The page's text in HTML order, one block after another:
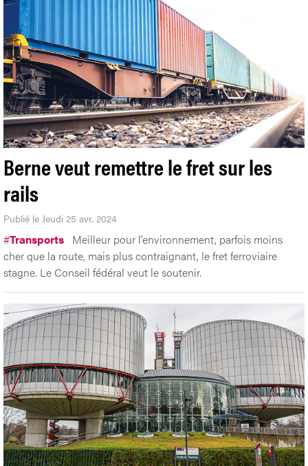
Berne veut remettre le fret sur les
rails
Publié le Jeudi 25 avr. 2024
#Transports Meilleur pour l’environnement, parfois moins
cher que la route, mais plus contraignant, le fret ferroviaire
stagne. Le Conseil fédéral veut le soutenir.